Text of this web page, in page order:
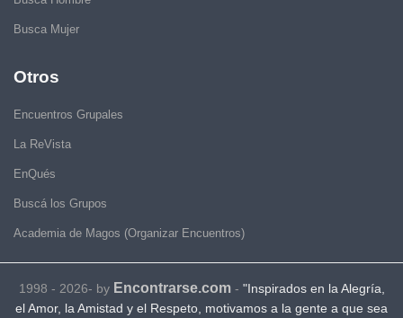
Busca Mujer
Otros
Encuentros Grupales
La ReVista
EnQués
Buscá los Grupos
Academia de Magos (Organizar Encuentros)
1998 - 2026- by Encontrarse.com- "Inspirados en la Alegría,
el Amor, la Amistad y el Respeto, motivamos a la gente a que sea